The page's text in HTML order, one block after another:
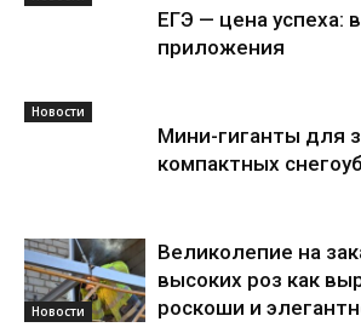
ЕГЭ — цена успеха:
приложения
Новости
Мини-гиганты для
компактных
Новости
Великолепие на
высоких роз как
роскоши и